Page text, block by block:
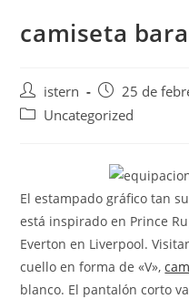
camiseta
Autor
de
istern
Publicación
de
25 de
Categoría
Uncategorized
El estampado gráfico tan
está inspirado en Prince
Everton en Liverpool.
cuello en forma de «V»,
blanco. El pantalón corto